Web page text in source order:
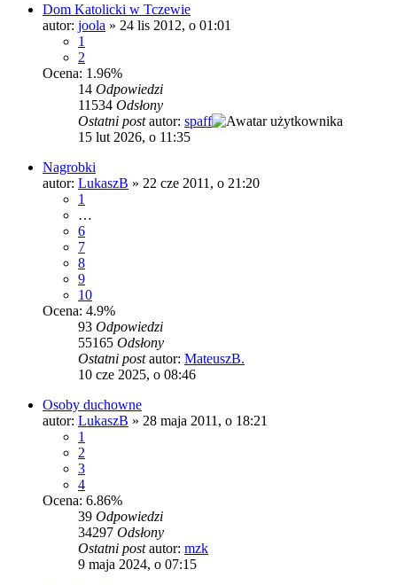
Dom Katolicki w Tczewie
autor: joola » 24 lis 2012, o 01:01
1
2
Ocena: 1.96%
14 Odpowiedzi
11534 Odsłony
Ostatni postautor: spaff
15 lut 2026, o 11:35
Nagrobki
autor: LukaszB » 22 cze 2011, o 21:20
1
…
6
7
8
9
10
Ocena: 4.9%
93 Odpowiedzi
55165 Odsłony
Ostatni postautor: MateuszB.
10 cze 2025, o 08:46
Osoby duchowne
autor: LukaszB » 28 maja 2011, o 18:21
1
2
3
4
Ocena: 6.86%
39 Odpowiedzi
34297 Odsłony
Ostatni postautor: mzk
9 maja 2024, o 07:15